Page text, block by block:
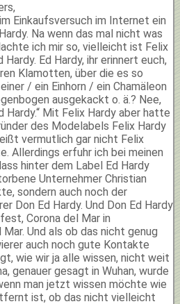
Einkaufsversuch im Internet ein
Na wenn das mal nicht was
ich mir so, vielleicht ist Felix
Hardy. Ed Hardy, ihr erinnert euch,
Klamotten, über die es so
/ ein Einhorn / ein Chamäleon
ausgekackt o. ä.? Nee,
Mit Felix Hardy aber hatte
des Modelabels Felix Hardy
vermutlich gar nicht Felix
Allerdings erfuhr ich bei meinen
hinter dem Label Ed Hardy
Unternehmer Christian
sondern auch noch der
Don Ed Hardy. Und Don Ed Hardy
Corona del Mar in
Und als ob das nicht genug
auch noch gute Kontakte
wie wir ja alle wissen, nicht weit
genauer gesagt in Wuhan, wurde
man jetzt wissen möchte wie
ist, ob das nicht vielleicht